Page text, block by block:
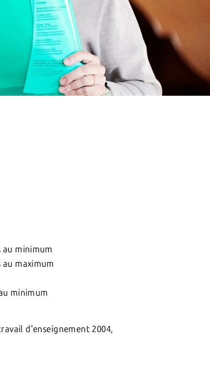
au minimum
au maximum
minimum
d'enseignement 2004,